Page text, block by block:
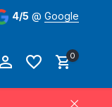
4/5 @ Google
0